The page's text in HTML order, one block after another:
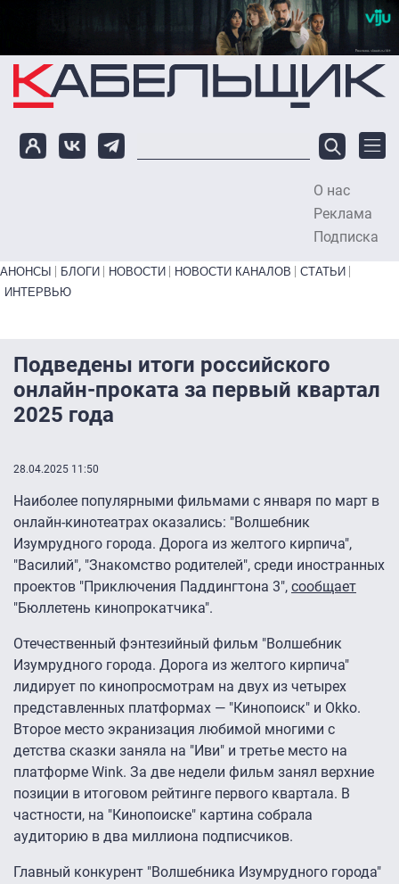
Перейти к основному содержанию
О нас
Реклама
Подписка
Primary links bottom
АНОНСЫ БЛОГИ НОВОСТИ НОВОСТИ КАНАЛОВ
СТАТЬИ
ИНТЕРВЬЮ
Подведены итоги российского
онлайн-проката за первый квартал
2025 года
28.04.2025 11:50
Наиболее популярными фильмами с января по март в
онлайн-кинотеатрах оказались: "Волшебник
Изумрудного города. Дорога из желтого кирпича",
"Василий", "Знакомство родителей", среди иностранных
проектов "Приключения Паддингтона 3", сообщает
"Бюллетень кинопрокатчика".
Отечественный фэнтезийный фильм "Волшебник
Изумрудного города. Дорога из желтого кирпича"
лидирует по кинопросмотрам на двух из четырех
представленных платформах — "Кинопоиск" и Okko.
Второе место экранизация любимой многими с
детства сказки заняла на "Иви" и третье место на
платформе Wink. За две недели фильм занял верхние
позиции в итоговом рейтинге первого квартала. В
частности, на "Кинопоиске" картина собрала
аудиторию в два миллиона подписчиков.
Главный конкурент "Волшебника Изумрудного города"